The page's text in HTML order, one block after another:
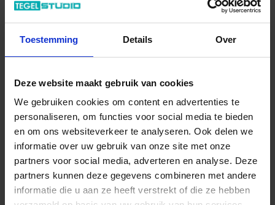
Toestemming Details Over
Deze website maakt gebruik van cookies
We gebruiken cookies om content en advertenties te
personaliseren, om functies voor social media te bieden
en om ons websiteverkeer te analyseren. Ook delen we
informatie over uw gebruik van onze site met onze
partners voor social media, adverteren en analyse. Deze
partners kunnen deze gegevens combineren met andere
informatie die u aan ze heeft verstrekt of die ze hebben
Totale prijs / geleverde hoeveelheid
92,02 €